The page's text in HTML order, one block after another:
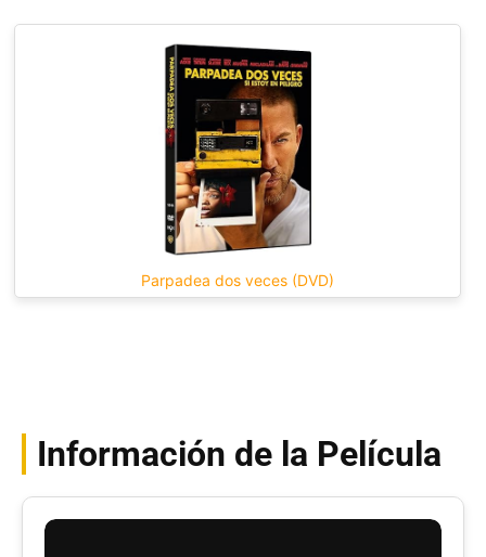
Parpadea dos veces (DVD)
Información de la Película